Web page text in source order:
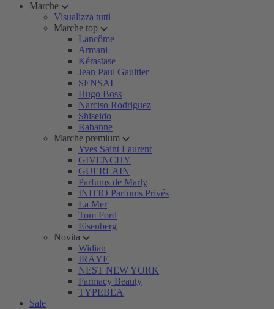
Marche
Visualizza tutti
Marche top
Lancôme
Armani
Kérastase
Jean Paul Gaultier
SENSAI
Hugo Boss
Narciso Rodriguez
Shiseido
Rabanne
Marche premium
Yves Saint Laurent
GIVENCHY
GUERLAIN
Parfums de Marly
INITIO Parfums Privés
La Mer
Tom Ford
Eisenberg
Novita
Widian
IRÄYE
NEST NEW YORK
Farmacy Beauty
TYPEBEA
Sale